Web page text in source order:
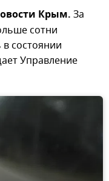
Крым. За
сотни
состоянии
Управление